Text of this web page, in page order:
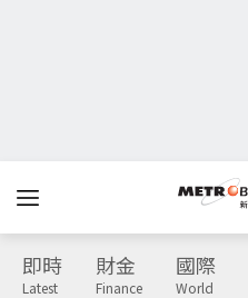
即時
Latest
財金
Finance
國際
World